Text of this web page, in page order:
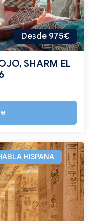
Desde 975€
SHARM EL
HISPANA